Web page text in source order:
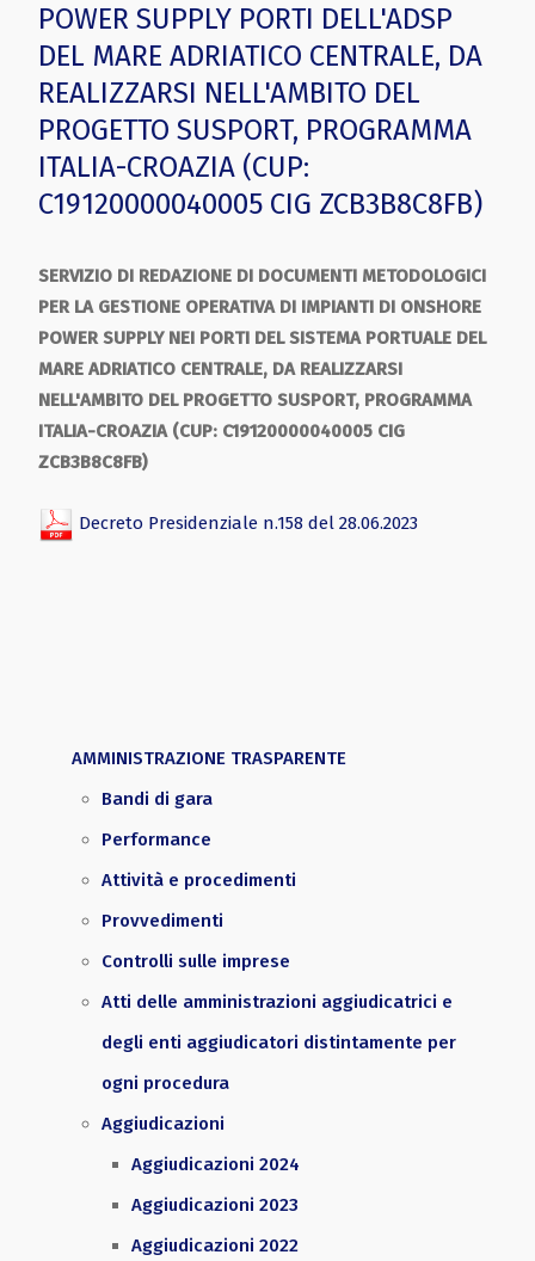
AMMINISTRAZIONE TRASPARENTE
Bandi di gara
Performance
Attività e procedimenti
Provvedimenti
Controlli sulle imprese
Atti delle amministrazioni aggiudicatrici e
degli enti aggiudicatori distintamente per
ogni procedura
Aggiudicazioni
Aggiudicazioni 2024
Aggiudicazioni 2023
Aggiudicazioni 2022
POWER SUPPLY PORTI DELL'ADSP
DEL MARE ADRIATICO CENTRALE, DA
REALIZZARSI NELL'AMBITO DEL
PROGETTO SUSPORT, PROGRAMMA
ITALIA-CROAZIA (CUP:
C19120000040005 CIG ZCB3B8C8FB)
SERVIZIO DI REDAZIONE DI DOCUMENTI METODOLOGICI
PER LA GESTIONE OPERATIVA DI IMPIANTI DI ONSHORE
POWER SUPPLY NEI PORTI DEL SISTEMA PORTUALE DEL
MARE ADRIATICO CENTRALE, DA REALIZZARSI
NELL'AMBITO DEL PROGETTO SUSPORT, PROGRAMMA
ITALIA-CROAZIA (CUP: C19120000040005 CIG
ZCB3B8C8FB)
Decreto Presidenziale n.158 del 28.06.2023